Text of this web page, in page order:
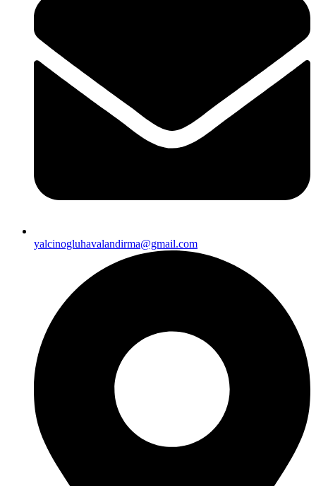
yalcinogluhavalandirma@gmail.com